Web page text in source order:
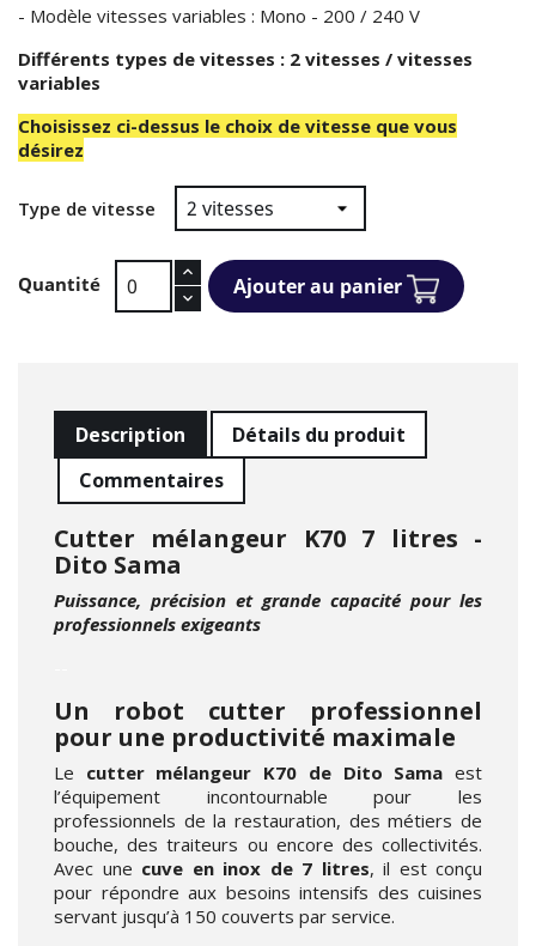
- Modèle vitesses variables : Mono - 200 / 240 V
Différents types de vitesses : 2 vitesses / vitesses
variables
Choisissez ci-dessus le choix de vitesse que vous
désirez
Type de vitesse
Quantité Ajouter au panier
Description
Détails du produit
Commentaires
Cutter mélangeur K70 7 litres -
Dito Sama
Puissance, précision et grande capacité pour les
professionnels exigeants
Un robot cutter professionnel
pour une productivité maximale
Le cutter mélangeur K70 de Dito Sama est
l’équipement incontournable pour les
professionnels de la restauration, des métiers de
bouche, des traiteurs ou encore des collectivités.
Avec une cuve en inox de 7 litres, il est conçu
pour répondre aux besoins intensifs des cuisines
servant jusqu’à 150 couverts par service.